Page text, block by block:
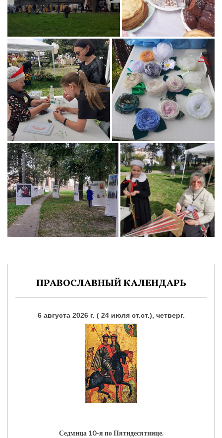
ПРАВОСЛАВНЫЙ КАЛЕНДАРЬ
6 августа 2026 г. ( 24 июля ст.ст.), четверг.
Седмица 10-я по Пятидесятнице.